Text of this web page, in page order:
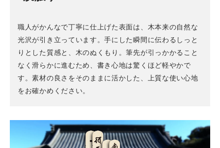
職人がかんなで丁寧に仕上げた表面は、木本来の自然な
光沢が引き立っています。手にした瞬間に伝わるしっと
りとした質感と、木のぬくもり。筆先が引っかかること
なく滑らかに進むため、書き心地は驚くほど軽やかで
す。素材の良さをそのままに活かした、上質な使い心地
をお確かめください。